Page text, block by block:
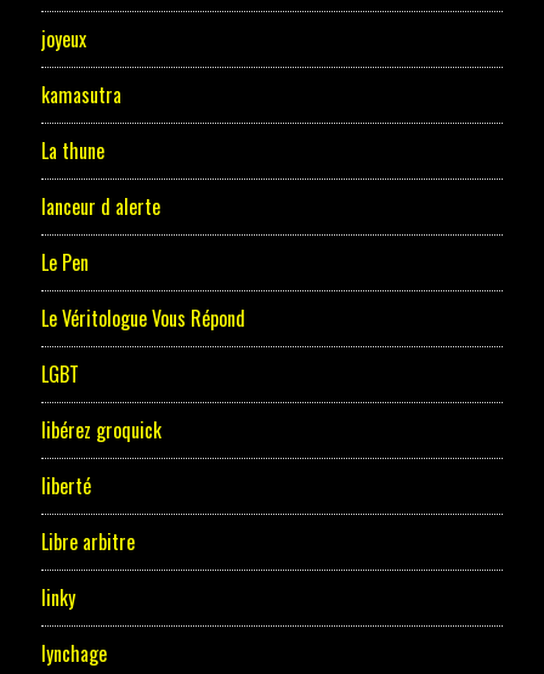
joyeux
kamasutra
La thune
lanceur d alerte
Le Pen
Le Véritologue Vous Répond
LGBT
libérez groquick
liberté
Libre arbitre
linky
lynchage